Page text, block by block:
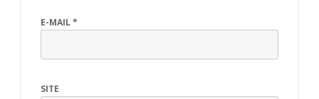
E-MAIL*
SITE